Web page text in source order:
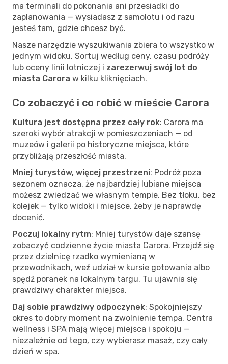
ma terminali do pokonania ani przesiadki do
zaplanowania — wysiadasz z samolotu i od razu
jesteś tam, gdzie chcesz być.
Nasze narzędzie wyszukiwania zbiera to wszystko w
jednym widoku. Sortuj według ceny, czasu podróży
lub oceny linii lotniczej i zarezerwuj swój lot do
miasta Carora w kilku kliknięciach.
Co zobaczyć i co robić w mieście Carora
Kultura jest dostępna przez cały rok: Carora ma
szeroki wybór atrakcji w pomieszczeniach — od
muzeów i galerii po historyczne miejsca, które
przybliżają przeszłość miasta.
Mniej turystów, więcej przestrzeni: Podróż poza
sezonem oznacza, że najbardziej lubiane miejsca
możesz zwiedzać we własnym tempie. Bez tłoku, bez
kolejek — tylko widoki i miejsce, żeby je naprawdę
docenić.
Poczuj lokalny rytm: Mniej turystów daje szansę
zobaczyć codzienne życie miasta Carora. Przejdź się
przez dzielnicę rzadko wymienianą w
przewodnikach, weź udział w kursie gotowania albo
spędź poranek na lokalnym targu. Tu ujawnia się
prawdziwy charakter miejsca.
Daj sobie prawdziwy odpoczynek: Spokojniejszy
okres to dobry moment na zwolnienie tempa. Centra
wellness i SPA mają więcej miejsca i spokoju —
niezależnie od tego, czy wybierasz masaż, czy cały
dzień w spa.